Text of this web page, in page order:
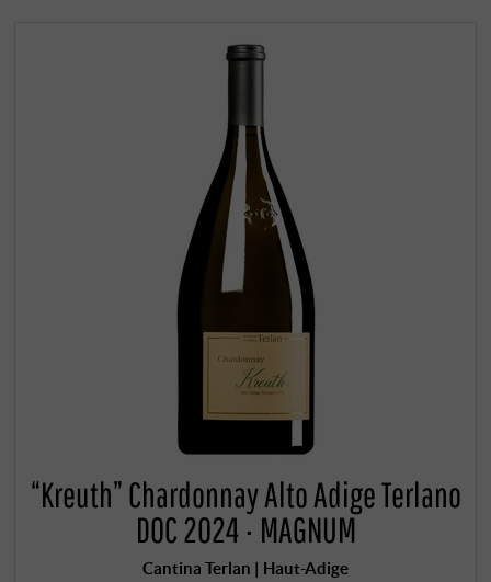
“Kreuth” Chardonnay Alto Adige Terlano
DOC 2024 · MAGNUM
Cantina Terlan | Haut-Adige